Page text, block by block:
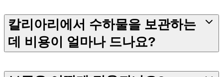
칼리아리에서 수하물을 보관하는
데 비용이 얼마나 드나요?